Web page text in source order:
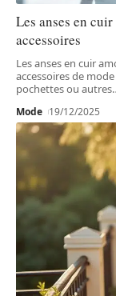
Les anses en
accessoires
Les anses en cuir
accessoires de
pochettes ou autres
Mode 19/12/2025